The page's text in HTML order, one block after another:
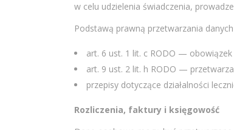
w celu udzielenia świadczenia,
Podstawą prawną przetwarzania
art. 6 ust. 1 lit. c RODO —
art. 9 ust. 2 lit. h RODO —
przepisy dotyczące działalności
Rozliczenia, faktury i księgowość